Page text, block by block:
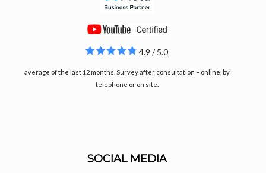
4.9 / 5.0
average of the last 12 months. Survey after consultation – online, by
telephone or on site.
SOCIAL MEDIA